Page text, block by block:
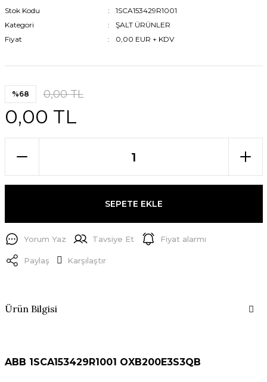
Stok Kodu
1SCA153429R1001
Kategori
ŞALT ÜRÜNLER
Fiyat
0,00 EUR + KDV
%68 0,00 TL
0,00 TL
SEPETE EKLE
Yorum Yaz Tavsiye Et Fiyat alarmı
Paylaş Karşılaştır
Ürün Bilgisi
ABB 1SCA153429R1001 OXB200E3S3QB